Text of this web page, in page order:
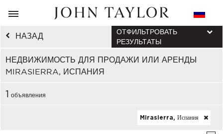
НАЗАД
НЕДВИЖИМОСТЬ ДЛЯ ПРОДАЖИ ИЛИ АРЕНДЫ
MIRASIERRA, ИСПАНИЯ
ОТФИЛЬТРОВАТЬ
РЕЗУЛЬТАТЫ
1 объявления
Mirasierra, Испания